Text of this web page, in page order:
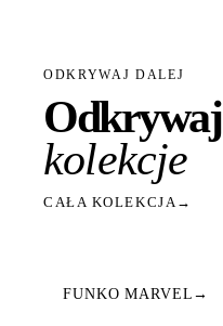
ODKRYWAJ DALEJ
Odkrywaj
kolekcje
CAŁA KOLEKCJA →
FUNKO MARVEL →